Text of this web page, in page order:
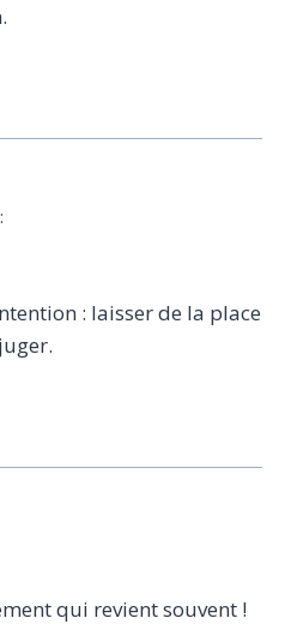
: laisser de la place
qui revient souvent !